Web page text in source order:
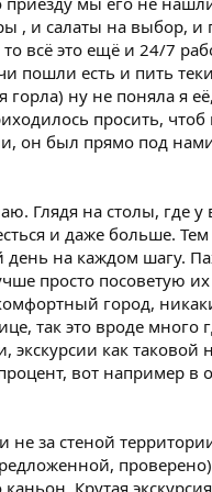
, и салаты на выбор,
всё это ещё и 24/7
есть и пить
ну не поняла я
просить,
он был прямо под
Глядя на столы, где у
и даже больше.
день на каждом шагу.
просто посоветую
город,
так это вроде
как таковой
вот например
не за стеной
Крутая